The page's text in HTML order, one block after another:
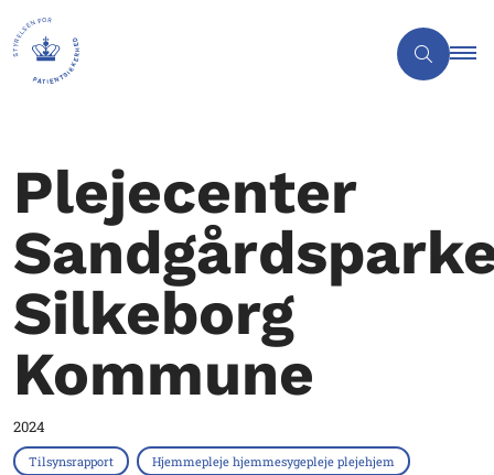
Plejecenter
Silkeborg
Kommune
2024
Tilsynsrapport Hjemmepleje hjemmesygepleje plejehjem